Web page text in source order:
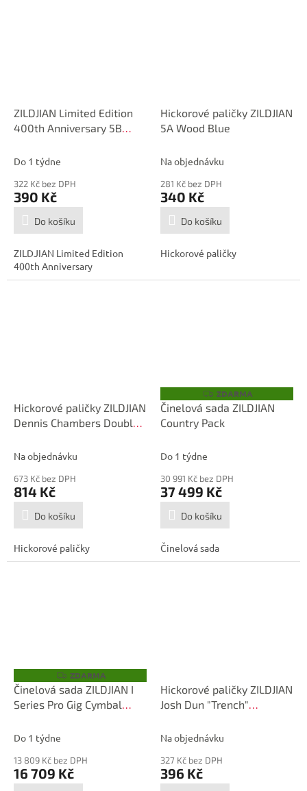
ZILDJIAN Limited Edition
400th Anniversary 5B
Do 1 týdne
322 Kč bez DPH
390 Kč
Do košíku
ZILDJIAN Limited Edition
400th Anniversary
Hickorové paličky ZILDJIAN
5A Wood Blue
Na objednávku
281 Kč bez DPH
340 Kč
Do košíku
Hickorové paličky
Hickorové paličky ZILDJIAN
Dennis Chambers Double
Na objednávku
673 Kč bez DPH
814 Kč
Do košíku
Hickorové paličky
Z
D
A
R
ZDARMA
Činelová sada ZILDJIAN
Country Pack
Do 1 týdne
30 991 Kč bez DPH
37 499 Kč
Do košíku
Činelová sada
Z
D
A
R
ZDARMA
Činelová sada ZILDJIAN I
Series Pro Gig Cymbal
Do 1 týdne
13 809 Kč bez DPH
16 709 Kč
Hickorové paličky ZILDJIAN
Josh Dun "Trench"
Na objednávku
327 Kč bez DPH
396 Kč